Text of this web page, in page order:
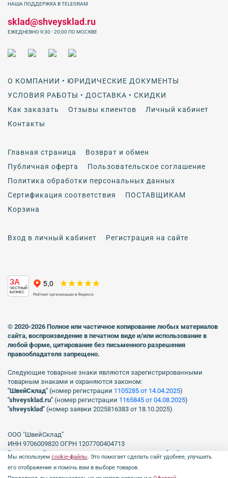
О КОМПАНИИ • ЮРИДИЧЕСКИЕ ДОКУМЕНТЫ
УСЛОВИЯ РАБОТЫ • ДОСТАВКА • СКИДКИ
Как заказать
Отзывы клиентов
Личный кабинет
Контакты
Главная страница
Возврат и обмен
Публичная оферта
Пользовательское соглашение
Политика обработки персональных данных
Сертификация соответствия
ПОСТАВЩИКАМ
Корзина
Вход в личный кабинет Регистрация на сайте
НАША ПОДДЕРЖКА В TELEGRAM
sklad@shveysklad.ru
ЕЖЕДНЕВНО 9:30 - 20:00 ПО МОСКВЕ
ЗА
ЧЕСТНЫЙ
БИЗНЕС
© 2020-2026 Полное или частичное копирование любых материалов
сайта, воспроизведение в печатном виде и/или использование в
любой форме, цитирование без письменного разрешения
правообладателя запрещено.
Следующие товарные знаки являются зарегистрированными
товарным знаками и охраняются законом:
"ШвейСклад" (номер регистрации 1105285 от 14.04.2025)
"shveуsklad.ru" (номер регистрации 1165845 от 04.08.2025)
"shveysklad" (номер заявки 2025816383 от 18.10.2025)
ООО "ШвейСклад"
ИНН 9706009820 ОГРН 1207700404713
Включен в Реестр операторов, осуществляющих обработку
персональных данных Роскомнадзора рег. № 77-23-150255, Приказ
№231 от 16.06.2023.
Мы используем cookie-файлы. Это помогает сделать сайт удобнее, улучшить
его отображение и помочь вам в выборе товаров.